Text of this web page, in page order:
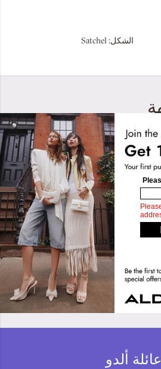
الشكل: Satchel
د.إ‏ 249.00
عائلة ألدو